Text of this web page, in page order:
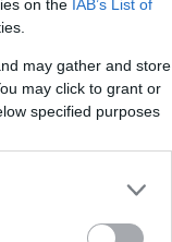
on the IAB’s List of
may gather and store
may click to grant or
specified purposes